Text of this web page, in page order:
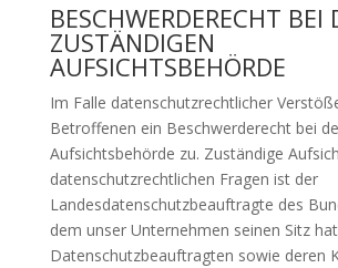
BESCHWERDERECHT BEI
ZUSTÄNDIGEN
AUFSICHTSBEHÖRDE
Im Falle datenschutzrechtlicher
Betroffenen ein Beschwerderecht bei
Aufsichtsbehörde zu. Zuständige
datenschutzrechtlichen Fragen ist der
Landesdatenschutzbeauftragte des
dem unser Unternehmen seinen Sitz
Datenschutzbeauftragten sowie deren